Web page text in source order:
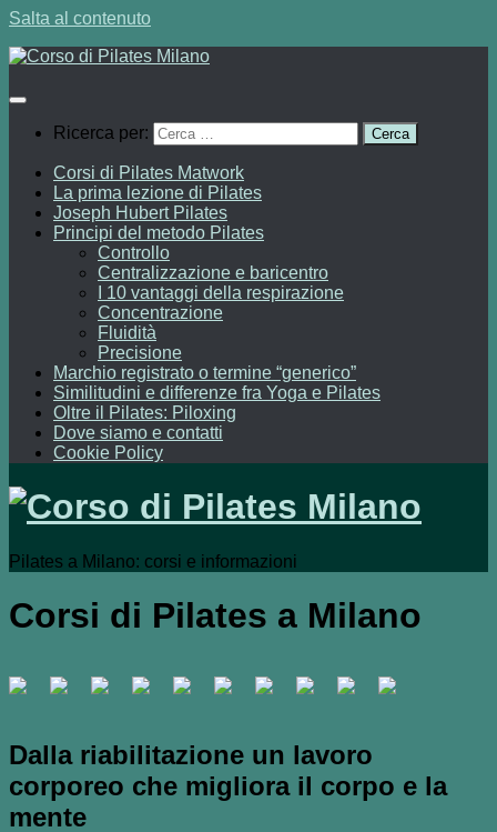
Salta al contenuto
Ricerca per:
Corsi di Pilates Matwork
La prima lezione di Pilates
Joseph Hubert Pilates
Principi del metodo Pilates
Controllo
Centralizzazione e baricentro
I 10 vantaggi della respirazione
Concentrazione
Fluidità
Precisione
Marchio registrato o termine “generico”
Similitudini e differenze fra Yoga e Pilates
Oltre il Pilates: Piloxing
Dove siamo e contatti
Cookie Policy
Pilates a Milano: corsi e informazioni
Corsi di Pilates a Milano
Dalla riabilitazione un lavoro
corporeo che migliora il corpo e la
mente